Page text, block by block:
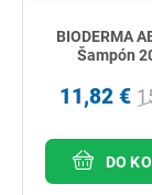
BIODERMA
Šampón
11,82 €
DO